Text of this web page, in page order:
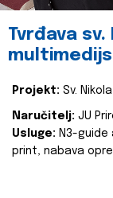
Tvrđava sv.
Projekt: Sv.
Naručitelj: JU
Usluge: N3-guide
print, nabava